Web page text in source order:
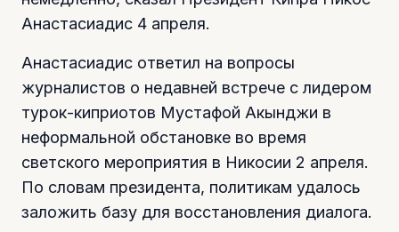
Анастасиадис 4 апреля.
Анастасиадис ответил на вопросы
журналистов о недавней встрече с лидером
турок-киприотов Мустафой Акынджи в
неформальной обстановке во время
светского мероприятия в Никосии 2 апреля.
По словам президента, политикам удалось
заложить базу для восстановления диалога.